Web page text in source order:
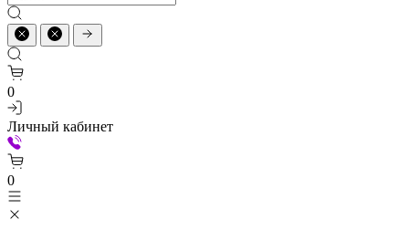
0
Личный кабинет
0